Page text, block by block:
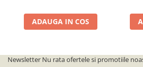
ADAUGA IN COS
Newsletter Nu rata ofertele si promotiile